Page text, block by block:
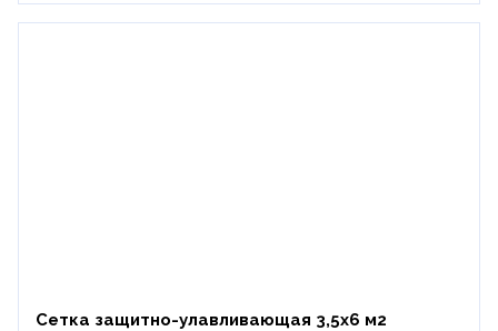
Сетка защитно-улавливающая 3,5х6 м2